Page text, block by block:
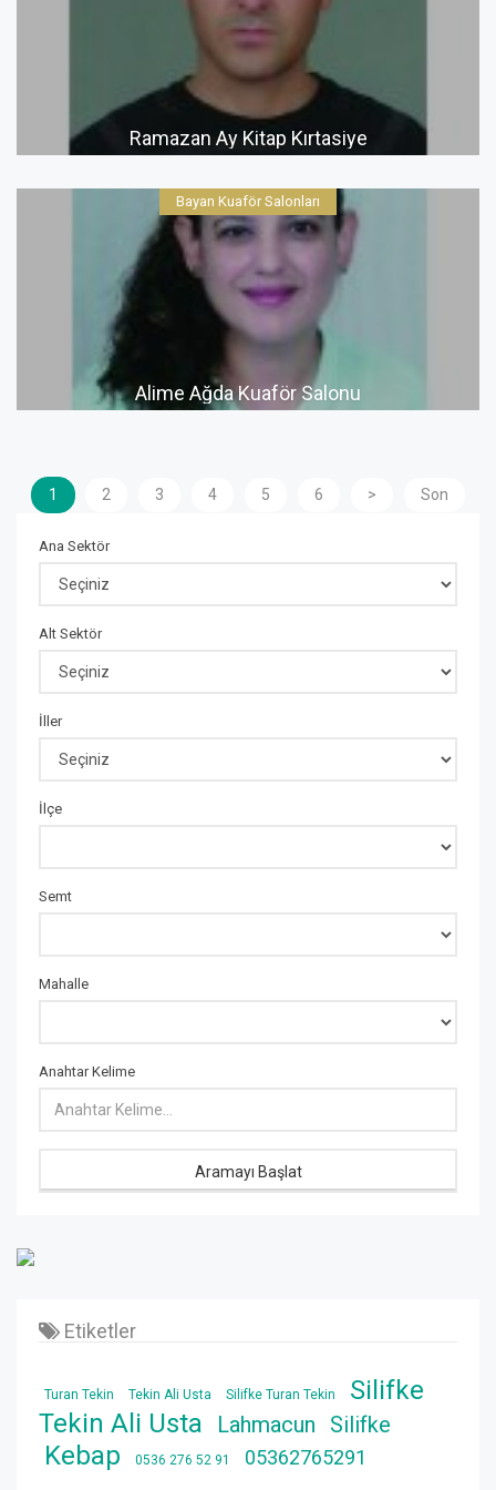
Ramazan Ay Kitap Kırtasiye
Alime Ağda Kuaför Salonu
Bayan Kuaför Salonları
1 2 3 4 5 6 > Son
Ana Sektör
Alt Sektör
İller
İlçe
Semt
Mahalle
Anahtar Kelime
Aramayı Başlat
Etiketler
Turan Tekin Tekin Ali Usta Silifke Turan Tekin
Silifke
Tekin Ali Usta
Lahmacun Silifke
Kebap 0536 276 52 91 05362765291